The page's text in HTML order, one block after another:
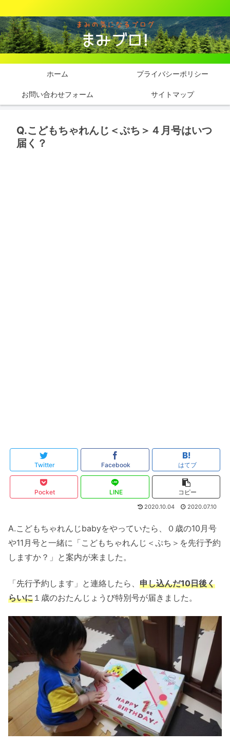
ホーム プライバシーポリシー
お問い合わせフォーム サイトマップ
Q.こどもちゃれんじ＜ぷち＞４月号はいつ
届く？
Twitter Facebook はてブ
Pocket LINE コピー
2020.10.04 2020.07.10
A.こどもちゃれんじbabyをやっていたら、０歳の10月号
や11月号と一緒に「こどもちゃれんじ＜ぷち＞を先行予約
しますか？」と案内が来ました。
「先行予約します」と連絡したら、 申し込んだ10日後く
らいに １歳のおたんじょうび特別号が届きました。